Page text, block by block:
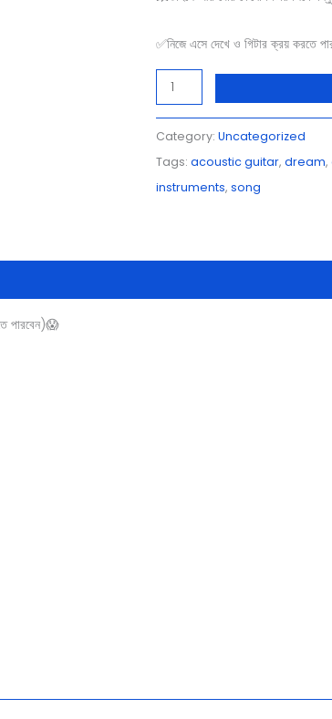
✅নিজে এসে দেখে ও গিটার ক্রয় করতে
Category: Uncategorized
Tags: acoustic guitar, dream,
instruments, song
পারবেন)😱